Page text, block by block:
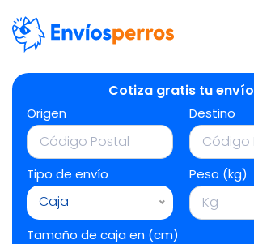
Cotiza gratis tu envío
Origen Destino
Tipo de envío
Caja
Peso (kg)
Tamaño de caja en (cm)